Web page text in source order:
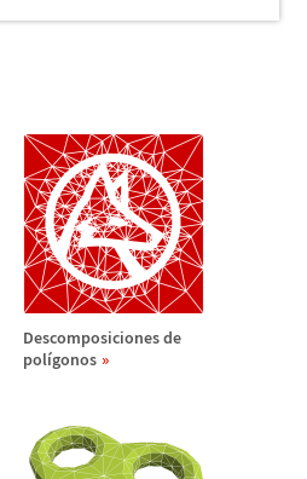
Descomposiciones de
polígonos